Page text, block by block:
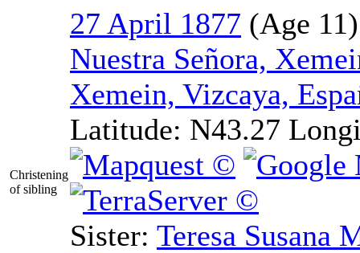
Christening
of sibling
27 April 1877
Nuestra Señora,
Xemein, Vizcaya,
Latitude: N43.27
Sister: Teresa Susana